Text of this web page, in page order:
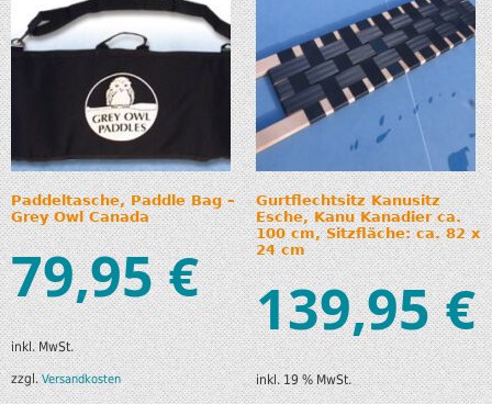
Paddeltasche, Paddle Bag –
Grey Owl Canada
79,95€
inkl. MwSt.
zzgl.Versandkosten
Gurtflechtsitz Kanusitz
Esche, Kanu Kanadier ca.
100 cm, Sitzfläche: ca. 82 x
24 cm
139,95€
inkl. 19 % MwSt.